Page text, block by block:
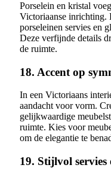
Porselein en kristal
Victoriaanse inrichting.
porseleinen servies en
Deze verfijnde details
de ruimte.
18. Accent op
In een Victoriaans
aandacht voor vorm.
gelijkwaardige
ruimte. Kies voor
om de elegantie te
19. Stijlvol servies